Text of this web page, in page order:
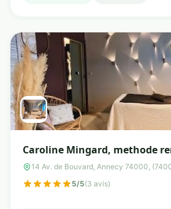
Caroline Mingard, methode
14 Av. de Bouvard, Annecy 74000,
5/5(3 avis)